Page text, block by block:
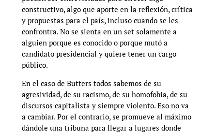
constructivo, algo que aporte en la reflexión, crítica
y propuestas para el país, incluso cuando se les
confrontra. No se sienta en un set solamente a
alguien porque es conocido o porque mutó a
candidato presidencial y quiere tener un cargo
público.
En el caso de Butters todos sabemos de su
agresividad, de su racismo, de su homofobia, de su
discursos capitalista y siempre violento. Eso no va
a cambiar. Por el contrario, se promueve al máximo
dándole una tribuna para llegar a lugares donde